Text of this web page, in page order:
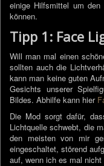
einige Hilfsmittel um
können.
Tipp 1: Face
Will man mal einen
sollten auch die
kann man keine guten
Gesichts unserer
Bildes. Abhilfe kann hier
Die Mod sorgt dafür,
Lichtquelle schwebt, die
den meisten von mir
eingeschaltet, störend
auf, wenn ich es mal